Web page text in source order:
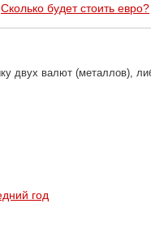
Сколько будет стоить евро?
двух валют (металлов),
год